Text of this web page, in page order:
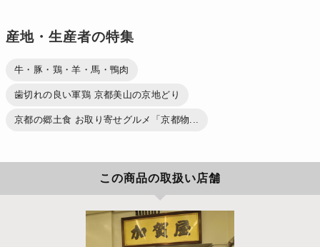
産地・生産者の特集
牛・豚・鶏・羊・馬・鴨肉
歯切れの良い軍鶏 京都美山の京地どり
京都の郷土食 お取り寄せグルメ「京都物...
この商品の取扱い店舗